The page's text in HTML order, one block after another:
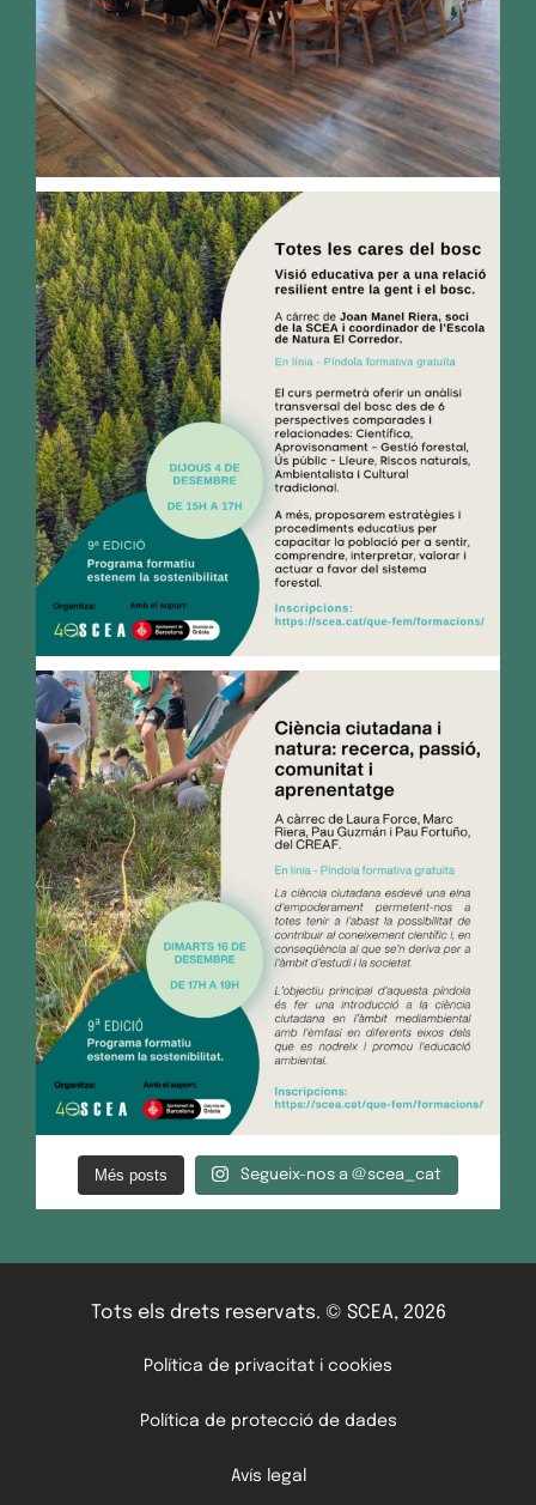
Més posts Segueix-nos a @scea_cat
Tots els drets reservats. © SCEA, 2026
Política de privacitat i cookies
Política de protecció de dades
Avís legal